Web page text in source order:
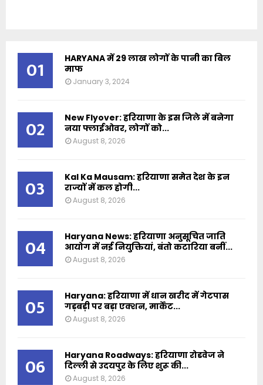
01
HARYANA में 29 लाख लोगों के पानी का बिल
माफ
January 3, 2024
02
New Flyover: हरियाणा के इस जिले में बनेगा
नया फ्लाईओवर, लोगों को...
August 8, 2026
03
Kal Ka Mausam: हरियाणा समेत देश के इन
राज्यों में कल होगी...
August 8, 2026
04
Haryana News: हरियाणा अनुसूचित जाति
आयोग में नई नियुक्तियां, बंतो कटारिया बनीं...
August 8, 2026
05
Haryana: हरियाणा में धान खरीद में गेटपास
गड़बड़ी पर बड़ा एक्शन, मार्केट...
August 8, 2026
06
Haryana Roadways: हरियाणा रोडवेज ने
दिल्ली से उदयपुर के लिए शुरू की...
August 8, 2026